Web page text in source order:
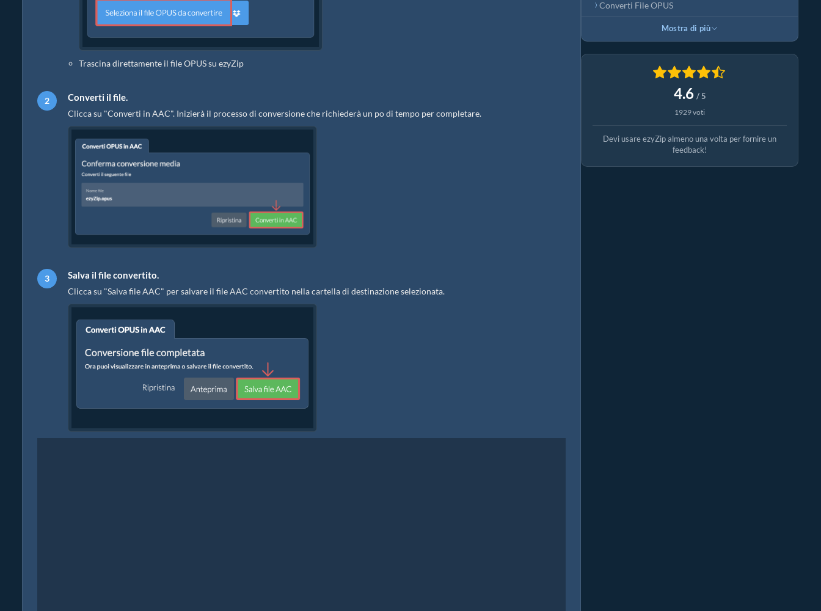
Trascina direttamente il file OPUS su ezyZip
Converti il file.
Clicca su "Converti in AAC". Inizierà il processo di conversione che richiederà un po di tempo per completare.
Salva il file convertito.
Clicca su "Salva file AAC" per salvare il file AAC convertito nella cartella di destinazione selezionata.
Converti File OPUS
Mostra di più
4.6 / 5
1929 voti
Devi usare ezyZip almeno una volta per fornire un
feedback!